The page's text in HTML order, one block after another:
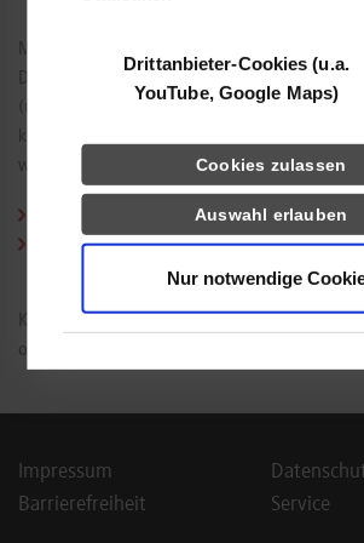
Drittanbieter-Cookies (u.a.
YouTube, Google Maps)
Cookies zulassen
Auswahl erlauben
Nur notwendige
Mit Produkten wie eDocPrint kann ein
Dokument umgewandelt werden, mit einer
(über Chip.de und andere Quellen zu finden)
komprimiert werden. Derartige Funktionen
wenn der Text via E-Mail versendet wird.
Chip.de
Kennen Sie weitere interessante Unterlagen
obigen Themen? Wenn ja, senden Sie mir eine
Impressum
Barrierefreiheit
Service